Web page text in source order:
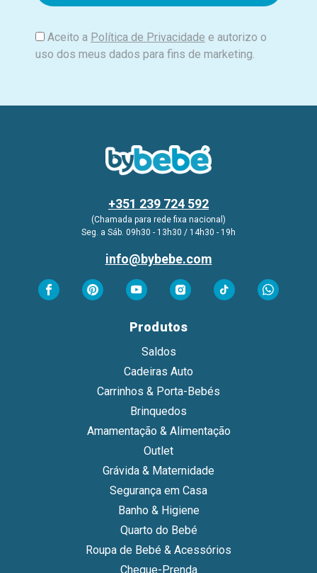
Aceito a Política de Privacidade e autorizo o
uso dos meus dados para fins de marketing.
+351 239 724 592
(Chamada para rede fixa nacional)
Seg. a Sáb. 09h30 - 13h30 / 14h30 - 19h
info@bybebe.com
Produtos
Saldos
Cadeiras Auto
Carrinhos & Porta-Bebés
Brinquedos
Amamentação & Alimentação
Outlet
Grávida & Maternidade
Segurança em Casa
Banho & Higiene
Quarto do Bebé
Roupa de Bebé & Acessórios
Cheque-Prenda